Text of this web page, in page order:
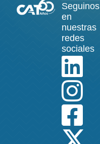
Seguinos
en
nuestras
redes
sociales